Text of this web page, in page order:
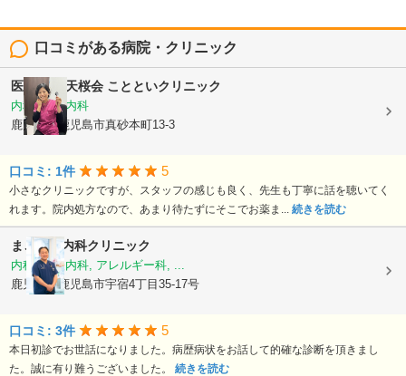
口コミがある病院・クリニック
医療法人 天桜会 ことといクリニック
内科, 血液内科
鹿児島県鹿児島市真砂本町13-3
口コミ: 1件 5
小さなクリニックですが、スタッフの感じも良く、先生も丁寧に話を聴いてく
れます。院内処方なので、あまり待たずにそこでお薬ま... 続きを読む
まごころ内科クリニック
内科, 神経内科, アレルギー科, ...
鹿児島県鹿児島市宇宿4丁目35-17号
口コミ: 3件 5
本日初診でお世話になりました。病歴病状をお話して的確な診断を頂きまし
た。誠に有り難うございました。 続きを読む